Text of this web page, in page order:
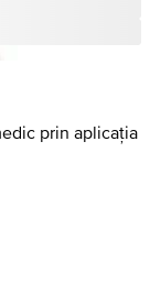
prin aplicația